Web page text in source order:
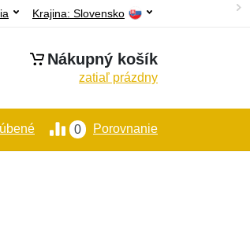
Krajina: Slovensko
Nákupný košík
zatiaľ prázdny
0 Porovnanie